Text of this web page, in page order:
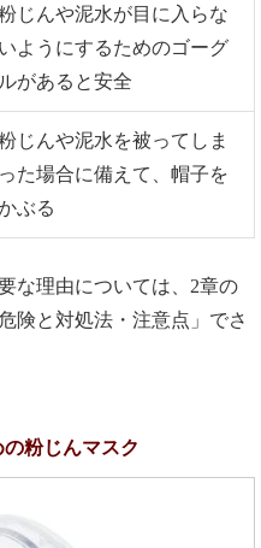
じんや泥水が目に入らな
いようにするためのゴーグ
ルがあると安全
じんや泥水を被ってしま
った場合に備えて、帽子を
ぶる
な理由については、2章の
険と対処法・注意点」でさ
粉じんマスク